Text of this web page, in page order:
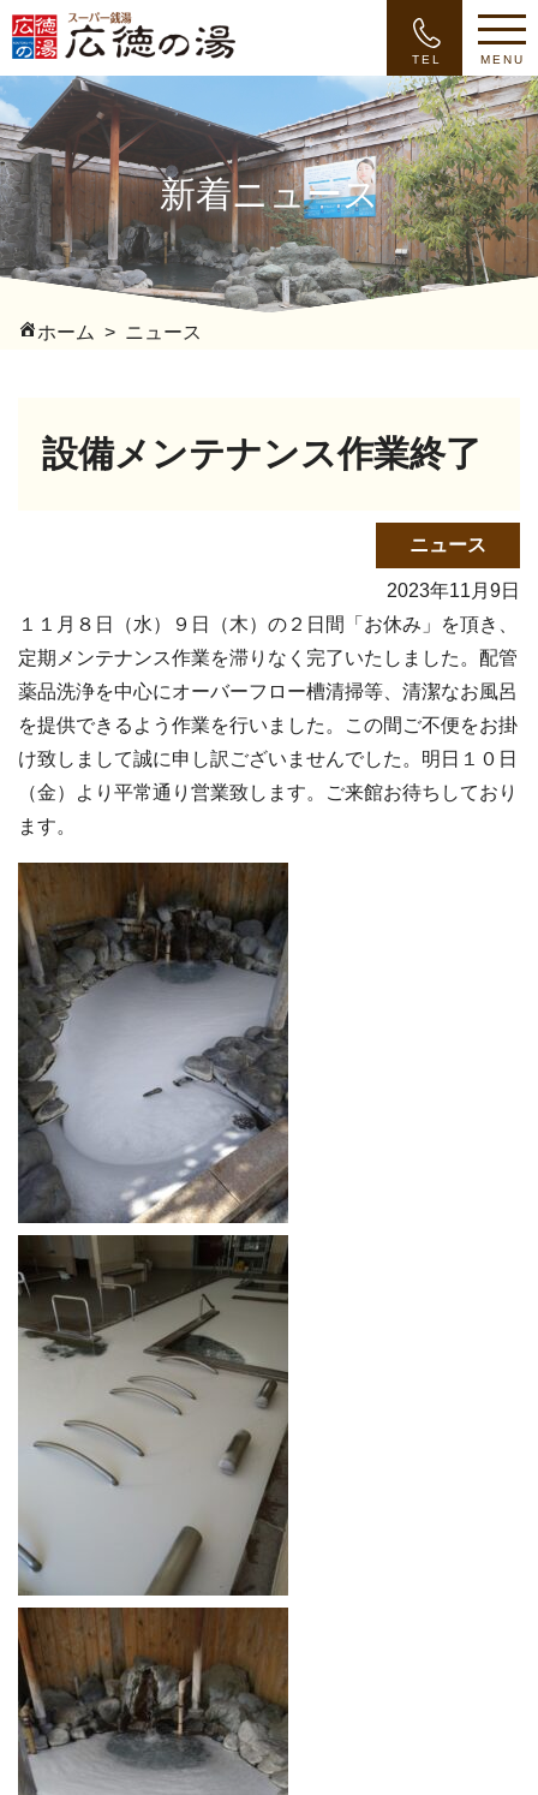
TEL MENU
新着ニュース
ホーム ニュース
設備メンテナンス作業終了
ニュース
2023年11月9日
１１月８日（水）９日（木）の２日間「お休み」を頂き、
定期メンテナンス作業を滞りなく完了いたしました。配管
薬品洗浄を中心にオーバーフロー槽清掃等、清潔なお風呂
を提供できるよう作業を行いました。この間ご不便をお掛
け致しまして誠に申し訳ございませんでした。明日１０日
（金）より平常通り営業致します。ご来館お待ちしており
ます。